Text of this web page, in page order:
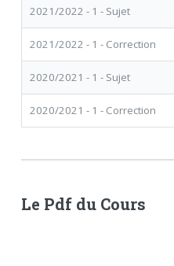
2021/2022 - 1 - Sujet
2021/2022 - 1 - Correction
2020/2021 - 1 - Sujet
2020/2021 - 1 - Correction
Le Pdf du Cours